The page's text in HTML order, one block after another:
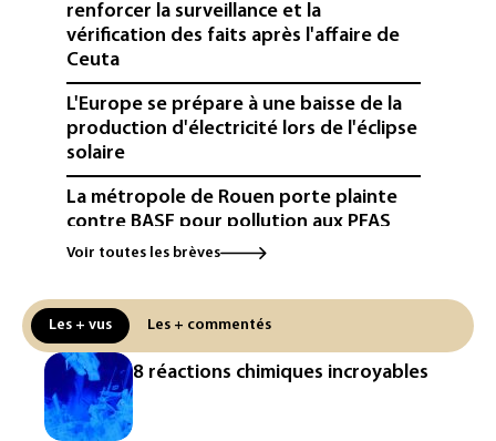
renforcer la surveillance et la
vérification des faits après l'affaire de
Ceuta
L'Europe se prépare à une baisse de la
production d'électricité lors de l'éclipse
solaire
La métropole de Rouen porte plainte
contre BASF pour pollution aux PFAS
Canicule: à l'arrêt depuis fin juillet, la
réseau
Véhicules de livraison autonomes: la
France ouvre la voie à leur
homologation
Voir toutes les brèves
Les + vus Les + commentés
8 réactions chimiques incroyables